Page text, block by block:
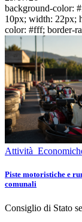
background-color:
10px; width: 22px;
color: #fff; border-
Attività
Piste motoristiche e
comunali
Consiglio di Stato